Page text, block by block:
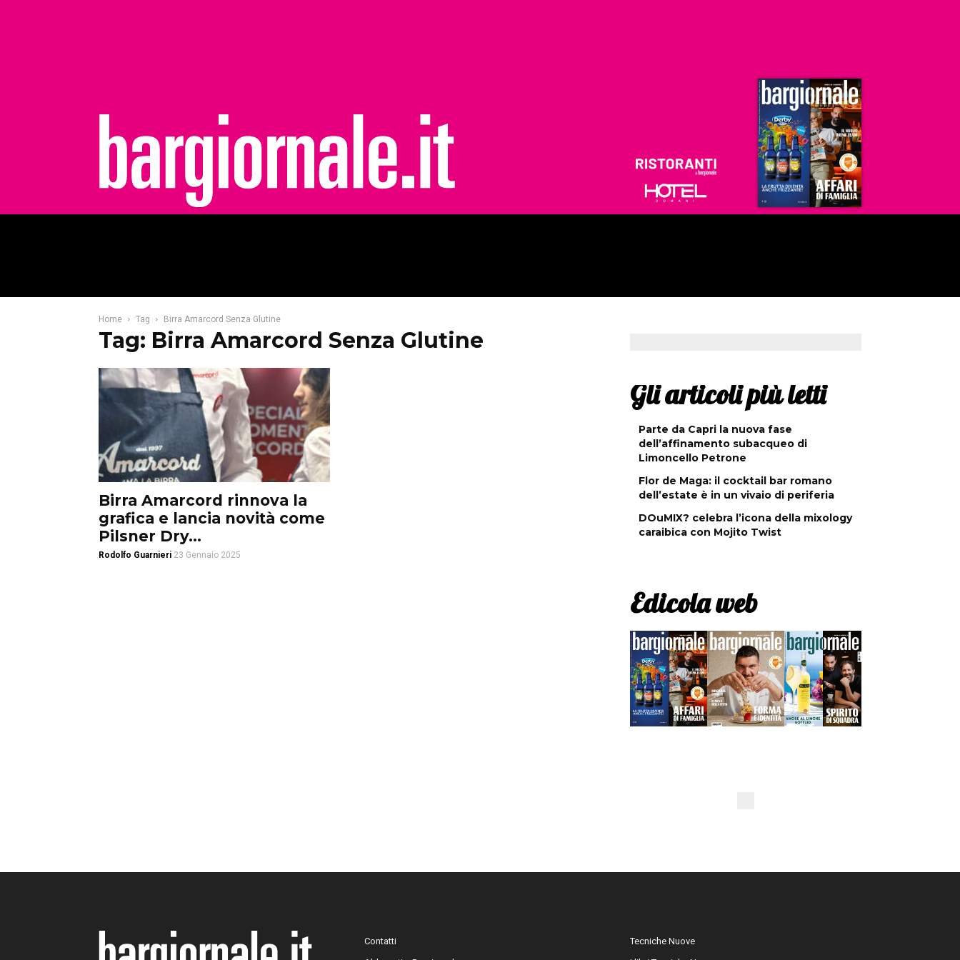
Ristoranti
Hoteldomani
Home Tag Birra Amarcord Senza Glutine
Tag: Birra Amarcord Senza Glutine
Birra Amarcord rinnova la
grafica e lancia novità come
Pilsner Dry...
Rodolfo Guarnieri 23 Gennaio 2025
Gli articoli più letti
Parte da Capri la nuova fase
dell’affinamento subacqueo di
Limoncello Petrone
Flor de Maga: il cocktail bar romano
dell’estate è in un vivaio di periferia
DOuMIX? celebra l’icona della mixology
caraibica con Mojito Twist
Edicola web
Contatti
Tecniche Nuove